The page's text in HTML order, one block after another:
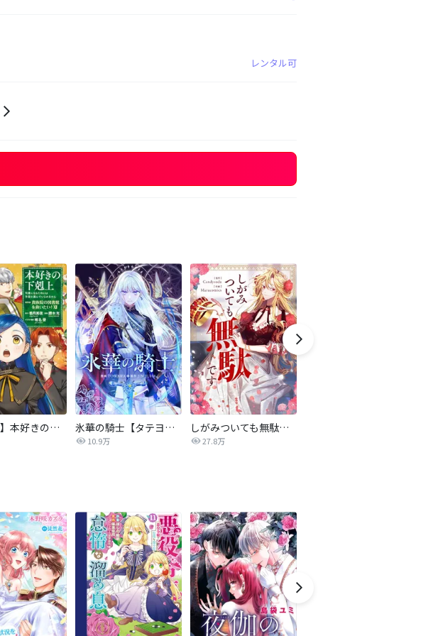
レンタル可
【マンガ】本好きの下剋上 第四部 氷華の騎士【タテヨミ】
10.9万
しがみついても無駄です【タテヨミ】
27.8万